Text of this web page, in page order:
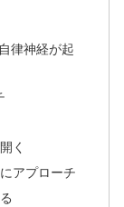
律神経が起
く
アプローチ